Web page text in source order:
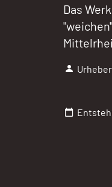
Das